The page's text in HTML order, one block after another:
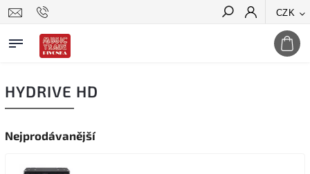
CZK
Hledat
HYDRIVE HD
Nejprodávanější